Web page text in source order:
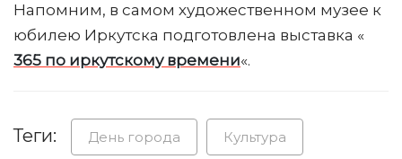
Напомним, в самом художественном музее к
юбилею Иркутска подготовлена выставка «
365 по иркутскому времени«.
Теги: День города Культура